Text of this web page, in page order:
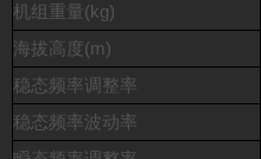
机组重量(kg)
海拔高度(m)
稳态频率调整率
稳态频率波动率